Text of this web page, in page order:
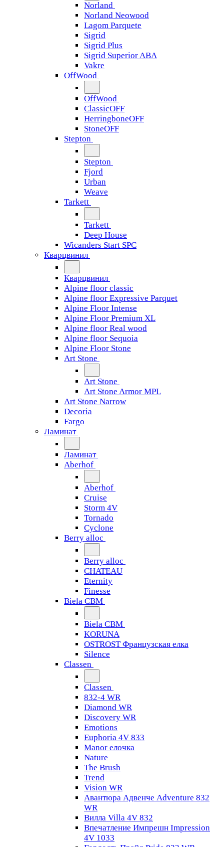
Norland
Norland Neowood
Lagom Parquete
Sigrid
Sigrid Plus
Sigrid Superior ABA
Vakre
OffWood
OffWood
ClassicOFF
HerringboneOFF
StoneOFF
Stepton
Stepton
Fjord
Urban
Weave
Tarkett
Tarkett
Deep House
Wicanders Start SPC
Кварцвинил
Кварцвинил
Alpine floor classic
Alpine floor Expressive Parquet
Alpine Floor Intense
Alpine Floor Premium XL
Alpine floor Real wood
Alpine floor Sequoia
Alpine Floor Stone
Art Stone
Art Stone
Art Stone Armor MPL
Art Stone Narrow
Decoria
Fargo
Ламинат
Ламинат
Aberhof
Aberhof
Cruise
Storm 4V
Tornado
Сyclone
Berry alloc
Berry alloc
CHATEAU
Eternity
Finesse
Biela CBM
Biela CBM
KORUNA
OSTROST Французская елка
Silence
Classen
Classen
832-4 WR
Diamond WR
Discovery WR
Emotions
Euphoria 4V 833
Manor елочка
Nature
The Brush
Trend
Vision WR
Авантюра Адвенче Adventure 832
WR
Вилла Villa 4V 832
Впечатление Импрешн Impression
4V 1033